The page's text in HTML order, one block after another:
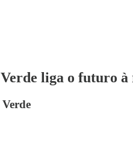
liga o futuro à